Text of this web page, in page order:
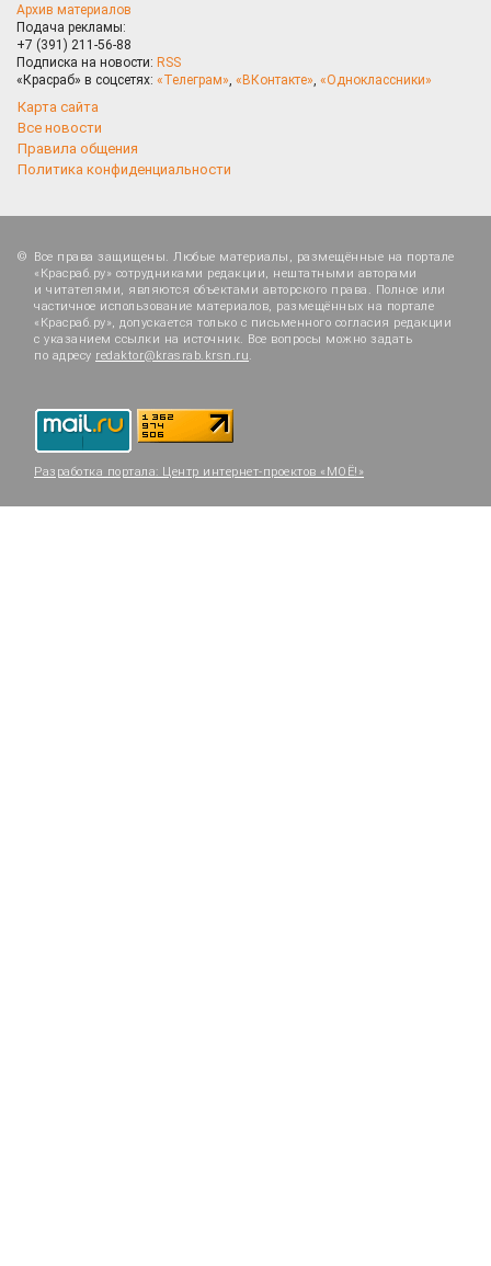
Архив материалов
Подача рекламы:
+7 (391) 211-56-88
Подписка на новости: RSS
«Красраб» в соцсетях: «Телеграм», «ВКонтакте», «Одноклассники»
Карта сайта
Все новости
Правила общения
Политика конфиденциальности
Все права защищены. Любые материалы, размещённые на портале
«Красраб.ру» сотрудниками редакции, нештатными авторами
и читателями, являются объектами авторского права. Полное или
частичное использование материалов, размещённых на портале
«Красраб.ру», допускается только с письменного согласия редакции
с указанием ссылки на источник. Все вопросы можно задать
по адресу redaktor@krasrab.krsn.ru.
Разработка портала: Центр интернет-проектов «МОЁ!»